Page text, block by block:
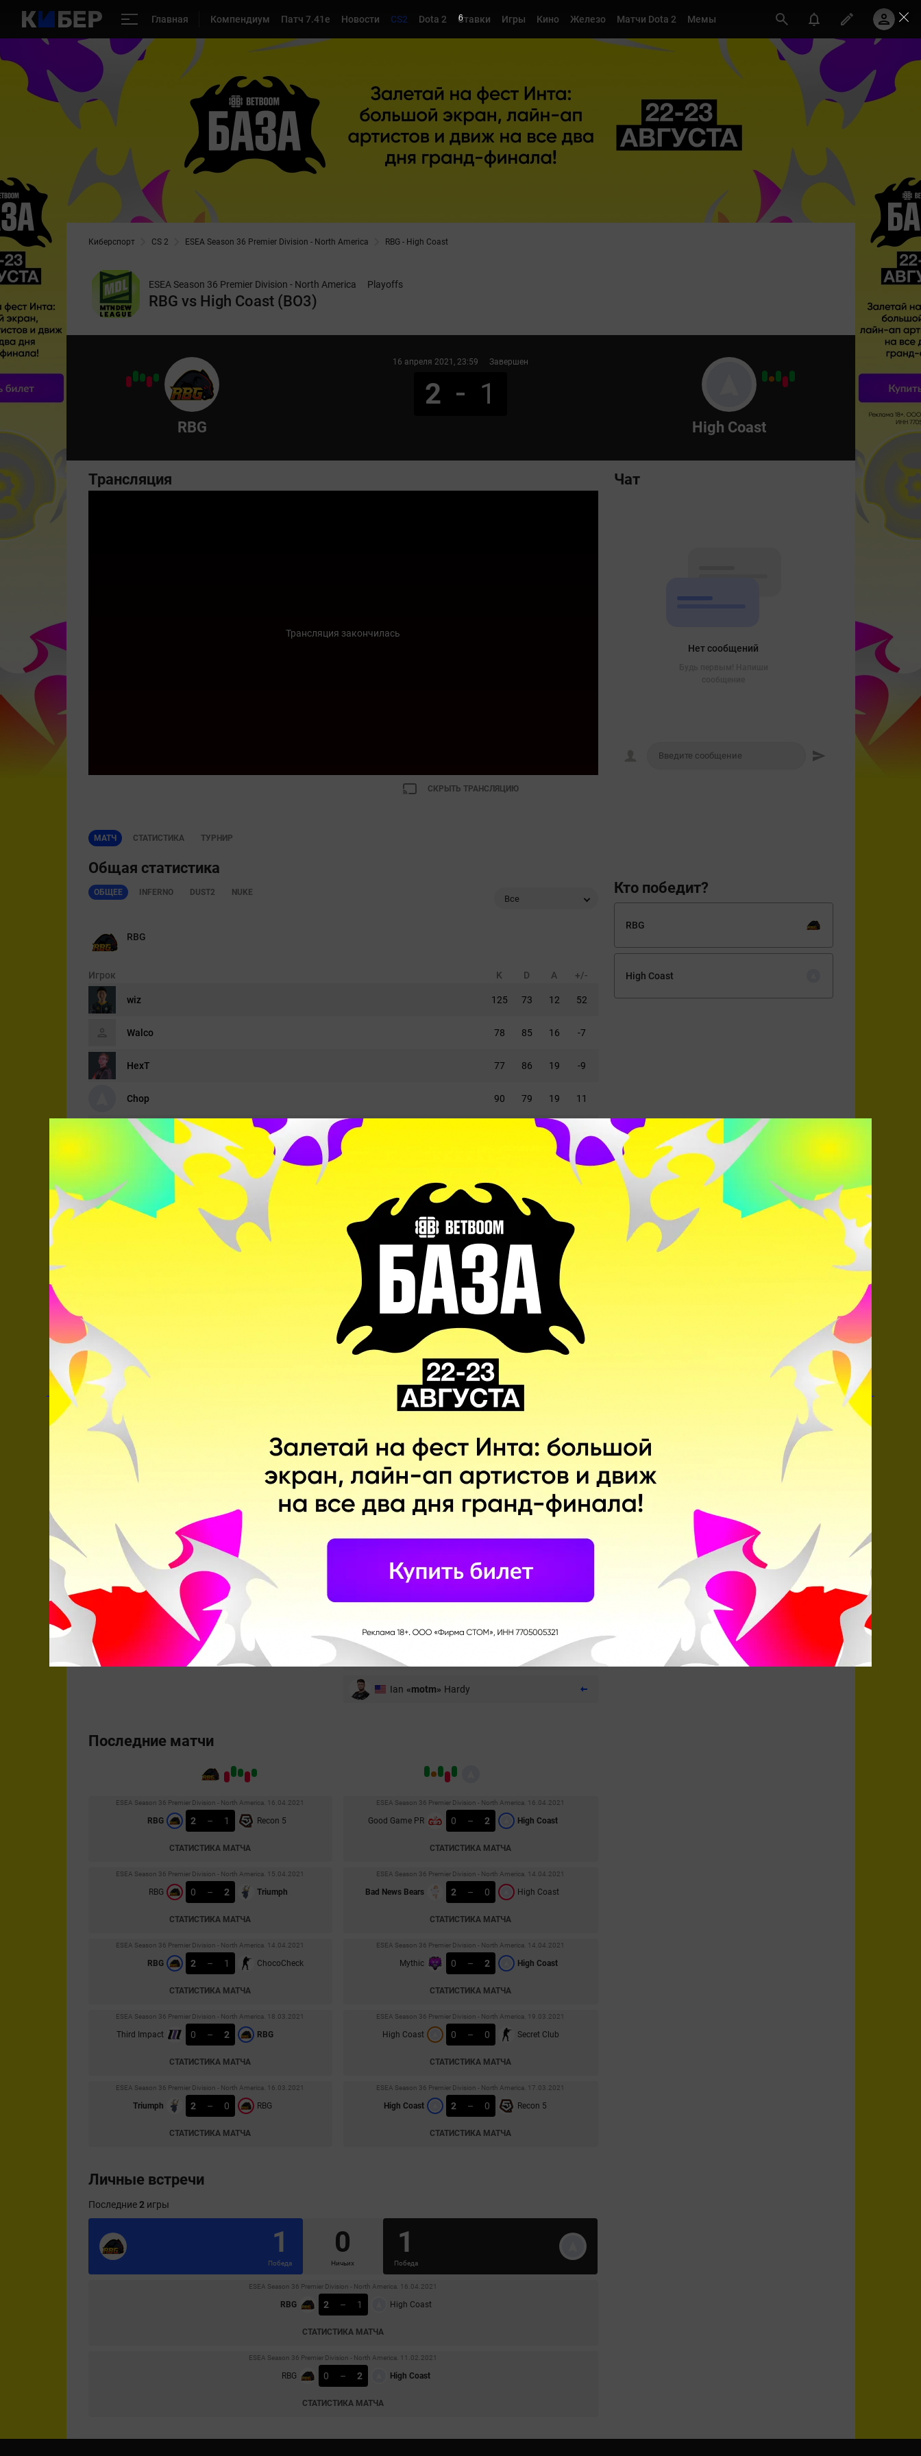
Главная Компендиум Патч 7.41e Новости CS2 Dota 2 Ставки Игры Кино Железо Матчи Dota 2 Мемы
Киберспорт CS 2 ESEA Season 36 Premier Division - North America RBG - High Coast
ESEA Season 36 Premier Division - North America Playoffs
RBG vs High Coast (BO3)
RBG
16 апреля 2021 , 23:59 Завершен
2 1
High Coast
Чат
Нет сообщений
Трансляция
Трансляция закончилась
СКРЫТЬ ТРАНСЛЯЦИЮ
МАТЧ СТАТИСТИКА ТУРНИР
Кто победит?
RBG
High Coast
Общая статистика
ОБЩЕЕ INFERNO DUST2 NUKE
Все
RBG
Игрок K D A +/-
wiz 125 73 12 52
Walco 78 85 16 -7
HexT 77 86 19 -9
Chop 90 79 19 11
Wolffe 17
High Coast
Игрок D
112
95
87
14 -9
bew 68
Составы
Джеррик
Джейдан «HexT» Постма
Connor «Chop» Sullivan
«Wolffe» Greenfield
High Coast
Jonathan «djay» Dallal
Ben «ben1337» Smith
Josh «PwnAlone» Pigue
Brandon «bew» Roberts
Ramal «Rampage» Silva
Замены
Rodrigo
Ian «motm» Hardy
Последние матчи
ESEA Season 36 Premier Division - North America. 16.04.2021
RBG 2 – 1 Recon 5
СТАТИСТИКА МАТЧА
ESEA Season 36 Premier Division - North America. 15.04.2021
RBG 0 – 2 Triumph
СТАТИСТИКА МАТЧА
ESEA Season 36 Premier Division - North America. 14.04.2021
RBG 2 – 1 ChocoCheck
СТАТИСТИКА МАТЧА
ESEA Season 36 Premier Division - North America. 18.03.2021
Third Impact 0 – 2 RBG
СТАТИСТИКА МАТЧА
ESEA Season 36 Premier Division - North America. 16.03.2021
Triumph 2 – 0 RBG
СТАТИСТИКА МАТЧА
ESEA Season 36 Premier Division - North America. 16.04.2021
Good Game PR 0 – 2 High Coast
СТАТИСТИКА МАТЧА
ESEA Season 36 Premier Division - North America. 14.04.2021
Bad News Bears 2 – 0 High Coast
СТАТИСТИКА МАТЧА
ESEA Season 36 Premier Division - North America. 14.04.2021
Mythic 0 – 2 High Coast
СТАТИСТИКА МАТЧА
ESEA Season 36 Premier Division - North America. 19.03.2021
High Coast 0 – 0 Secret Club
СТАТИСТИКА МАТЧА
ESEA Season 36 Premier Division - North America. 17.03.2021
High Coast 2 – 0 Recon 5
СТАТИСТИКА МАТЧА
Личные встречи
Последние2 игры
1
Победа
0
Ничьих
1
Победа
ESEA Season 36 Premier Division - North America. 16.04.2021
RBG 2 – 1 High Coast
СТАТИСТИКА МАТЧА
ESEA Season 36 Premier Division - North America. 11.02.2021
RBG 0 – 2 High Coast
СТАТИСТИКА МАТЧА
4